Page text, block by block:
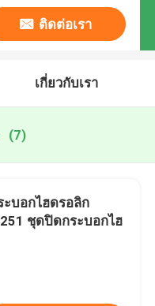
ติดต่อเรา
เกี่ยวกับเรา
(7)
บอกไฮดรอลิก
ชุดปิดกระบอกไฮ